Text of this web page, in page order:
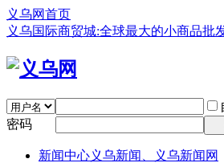
义乌网首页
义乌国际商贸城:全球最大的小商品批
密码
新闻中心义乌新闻、义乌新闻网